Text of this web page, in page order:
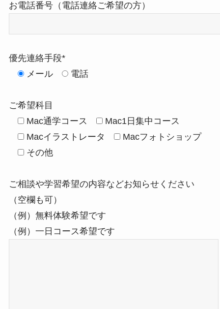
お電話番号（電話連絡ご希望の方）
優先連絡手段*
メール
電話
ご希望科目
Mac通学コース
Mac1日集中コース
Macイラストレータ
Macフォトショップ
その他
ご相談や学習希望の内容などお知らせください
（空欄も可）
（例）無料体験希望です
（例）一日コース希望です